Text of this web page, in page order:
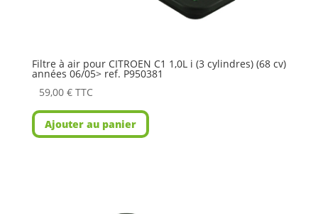
Filtre à air pour CITROEN C1 1,0L i (3 cylindres) (68 cv)
années 06/05> ref. P950381
59,00 € TTC
Ajouter au panier